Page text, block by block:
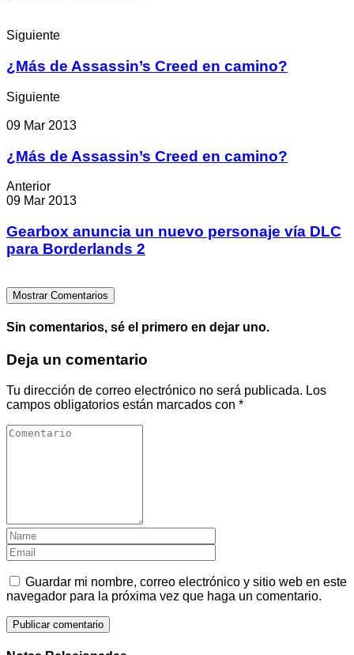
Siguiente
¿Más de Assassin’s Creed en camino?
Siguiente
09 Mar 2013
¿Más de Assassin’s Creed en camino?
Anterior
09 Mar 2013
Gearbox anuncia un nuevo personaje vía DLC
para Borderlands 2
Mostrar Comentarios
Sin comentarios, sé el primero en dejar uno.
Deja un comentario
Tu dirección de correo electrónico no será publicada. Los
campos obligatorios están marcados con *
Guardar mi nombre, correo electrónico y sitio web en este
navegador para la próxima vez que haga un comentario.